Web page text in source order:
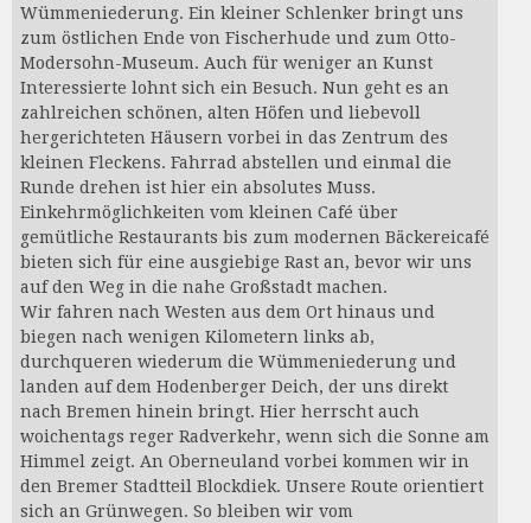
Wümmeniederung. Ein kleiner Schlenker bringt uns
zum östlichen Ende von Fischerhude und zum Otto-
Modersohn-Museum. Auch für weniger an Kunst
Interessierte lohnt sich ein Besuch. Nun geht es an
zahlreichen schönen, alten Höfen und liebevoll
hergerichteten Häusern vorbei in das Zentrum des
kleinen Fleckens. Fahrrad abstellen und einmal die
Runde drehen ist hier ein absolutes Muss.
Einkehrmöglichkeiten vom kleinen Café über
gemütliche Restaurants bis zum modernen Bäckereicafé
bieten sich für eine ausgiebige Rast an, bevor wir uns
auf den Weg in die nahe Großstadt machen.
Wir fahren nach Westen aus dem Ort hinaus und
biegen nach wenigen Kilometern links ab,
durchqueren wiederum die Wümmeniederung und
landen auf dem Hodenberger Deich, der uns direkt
nach Bremen hinein bringt. Hier herrscht auch
woichentags reger Radverkehr, wenn sich die Sonne am
Himmel zeigt. An Oberneuland vorbei kommen wir in
den Bremer Stadtteil Blockdiek. Unsere Route orientiert
sich an Grünwegen. So bleiben wir vom